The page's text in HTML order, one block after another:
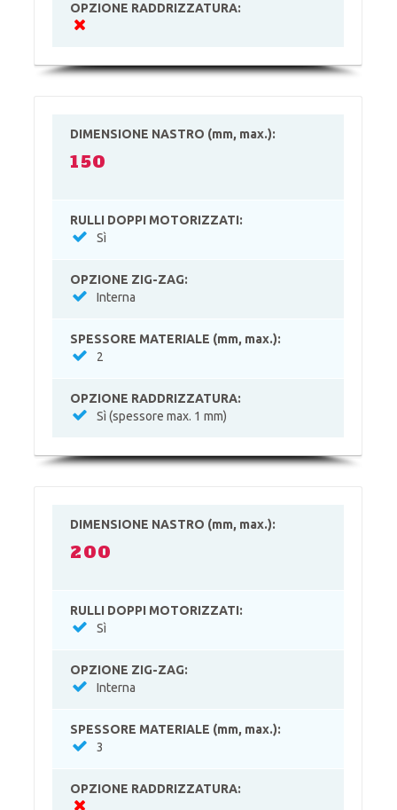
OPZIONE RADDRIZZATURA:
DIMENSIONE NASTRO (mm, max.):
150
RULLI DOPPI MOTORIZZATI:
Sì
OPZIONE ZIG-ZAG:
Interna
SPESSORE MATERIALE (mm, max.):
2
OPZIONE RADDRIZZATURA:
Sì (spessore max. 1 mm)
DIMENSIONE NASTRO (mm, max.):
200
RULLI DOPPI MOTORIZZATI:
Sì
OPZIONE ZIG-ZAG:
Interna
SPESSORE MATERIALE (mm, max.):
3
OPZIONE RADDRIZZATURA: